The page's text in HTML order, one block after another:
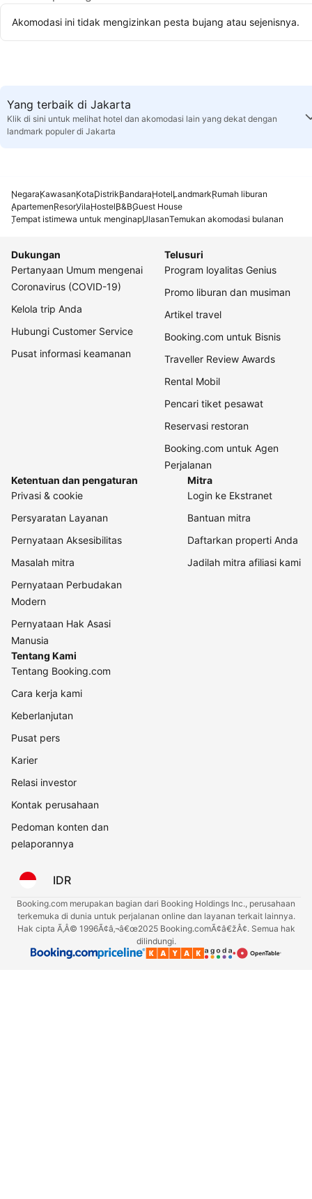
Akomodasi ini tidak mengizinkan pesta bujang atau sejenisnya.
Yang terbaik di Jakarta
Klik di sini untuk melihat hotel dan akomodasi lain yang dekat dengan
landmark populer di Jakarta
NegaraKawasanKotaDistrikBandaraHotelLandmarkRumah liburan
ApartemenResorVilaHostelB&BGuest House
Tempat istimewa untuk menginapUlasanTemukan akomodasi bulanan
Dukungan
Pertanyaan Umum mengenai
Coronavirus (COVID-19)
Kelola trip Anda
Hubungi Customer Service
Pusat informasi keamanan
Telusuri
Program loyalitas Genius
Promo liburan dan musiman
Artikel travel
Booking.com untuk Bisnis
Traveller Review Awards
Rental Mobil
Pencari tiket pesawat
Reservasi restoran
Booking.com untuk Agen
Perjalanan
Ketentuan dan pengaturan
Privasi & cookie
Persyaratan Layanan
Pernyataan Aksesibilitas
Masalah mitra
Pernyataan Perbudakan
Modern
Pernyataan Hak Asasi
Manusia
Mitra
Login ke Ekstranet
Bantuan mitra
Daftarkan properti Anda
Jadilah mitra afiliasi kami
Tentang Kami
Tentang Booking.com
Cara kerja kami
Keberlanjutan
Pusat pers
Karier
Relasi investor
Kontak perusahaan
Pedoman konten dan
pelaporannya
IDR
Booking.com merupakan bagian dari Booking Holdings Inc., perusahaan
terkemuka di dunia untuk perjalanan online dan layanan terkait lainnya.
Hak cipta Ã‚Â© 1996Ã¢â‚¬â€œ2025 Booking.comÃ¢â€žÂ¢. Semua hak
dilindungi.